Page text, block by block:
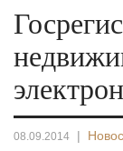
08.09.2014 |